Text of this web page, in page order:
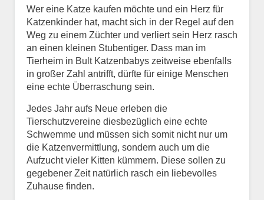
Keine Datei ausgewählt
Vermisst seit
Ort des Verschwindens
Wer eine Katze kaufen möchte und ein Herz für
Katzenkinder hat, macht sich in der Regel auf den
Weg zu einem Züchter und verliert sein Herz rasch
an einen kleinen Stubentiger. Dass man im
Tierheim in Bult Katzenbabys zeitweise ebenfalls
in großer Zahl antrifft, dürfte für einige Menschen
eine echte Überraschung sein.
Jedes Jahr aufs Neue erleben die
Tierschutzvereine diesbezüglich eine echte
Schwemme und müssen sich somit nicht nur um
die Katzenvermittlung, sondern auch um die
Aufzucht vieler Kitten kümmern. Diese sollen zu
gegebener Zeit natürlich rasch ein liebevolles
Zuhause finden.